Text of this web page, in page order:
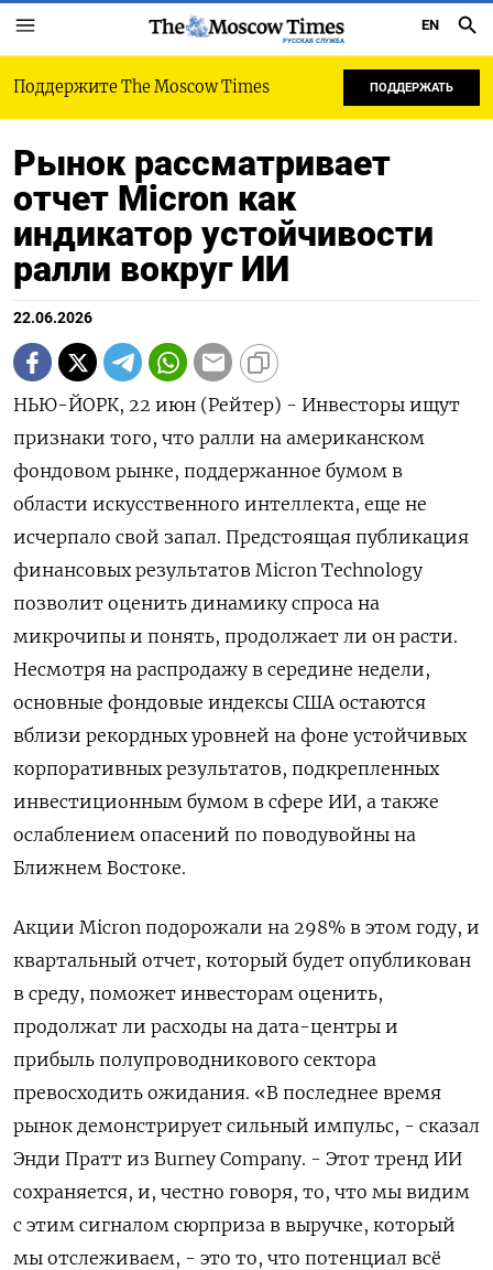
РУССКАЯ СЛУЖБА
EN
Поддержите The Moscow Times ПОДДЕРЖАТЬ
Рынок рассматривает
отчет Micron как
индикатор устойчивости
ралли вокруг ИИ
22.06.2026
НЬЮ-ЙОРК, 22 июн (Рейтер) - Инвесторы ищут
признаки того, что ралли на американском
фондовом рынке, поддержанное бумом в
области искусственного интеллекта, еще не
исчерпало свой запал. Предстоящая публикация
финансовых результатов Micron Technology
позволит оценить динамику спроса на
микрочипы и понять, продолжает ли он расти.
Несмотря на распродажу в середине недели,
основные ‌фондовые индексы США остаются
вблизи рекордных уровней на фоне устойчивых
корпоративных результатов, подкрепленных
инвестиционным бумом в сфере ИИ, а также
ослаблением опасений по поводувойны на
Ближнем Востоке.
Акции Micron подорожали на 298% в этом году, и
квартальный отчет, который будет опубликован
в среду, поможет инвесторам оценить,
продолжат ли расходы ​на дата-центры и
прибыль полупроводникового сектора
превосходить ​ожидания. «В последнее время
рынок демонстрирует сильный импульс, - ​сказал
Энди Пратт ⁠из Burney Company. - Этот тренд ИИ
сохраняется, и, честно говоря, то, что мы видим
с этим ‌сигналом сюрприза в выручке, который
мы отслеживаем, - это то, что ‌потенциал всё